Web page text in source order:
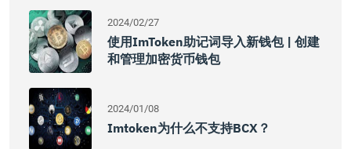
2024/02/27
使用imToken助记词导入新钱包 | 创建
和管理加密货币钱包
2024/01/08
Imtoken为什么不支持BCX？